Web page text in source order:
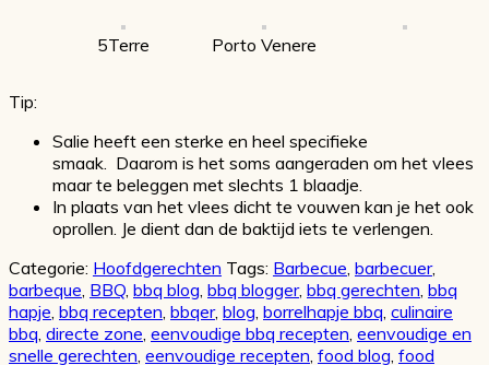
5Terre Porto Venere
Tip:
Salie heeft een sterke en heel specifieke
smaak. Daarom is het soms aangeraden om het vlees
maar te beleggen met slechts 1 blaadje.
In plaats van het vlees dicht te vouwen kan je het ook
oprollen. Je dient dan de baktijd iets te verlengen.
Categorie: Hoofdgerechten Tags: Barbecue barbecuer,
barbeque BBQ bbq blog bbq blogger, bbq gerechten bbq
hapje bbq recepten bbqer, blog borrelhapje bbq culinaire
bbq directe zone eenvoudige bbq recepten eenvoudige en
snelle gerechten eenvoudige recepten food blog food